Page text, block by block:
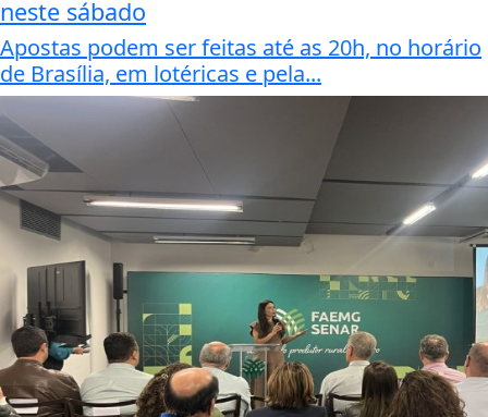
neste sábado
Apostas podem ser feitas até as 20h, no horário
de Brasília, em lotéricas e pela...